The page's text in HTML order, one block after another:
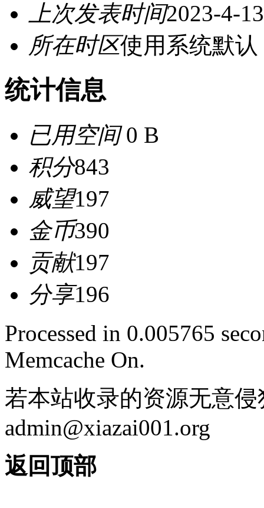
上次发表时间2023-4-
所在时区使用系统默认
统计信息
已用空间0 B
积分843
威望197
金币390
贡献197
分享196
Processed in 0.005765
Memcache On.
若本站收录的资源无意
admin@xiazai001.org
返回顶部